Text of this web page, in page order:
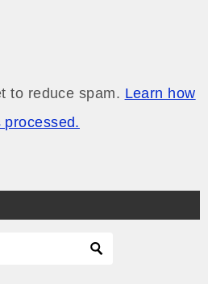
to reduce spam. Learn how